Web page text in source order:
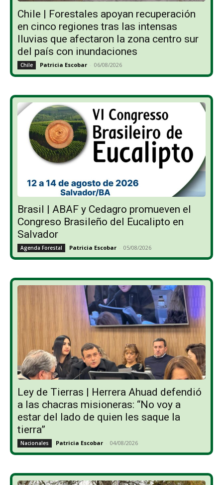
Chile | Forestales apoyan recuperación
en cinco regiones tras las intensas
lluvias que afectaron la zona centro sur
del país con inundaciones
Chile Patricia Escobar - 06/08/2026
Brasil | ABAF y Cedagro promueven el
Congreso Brasileño del Eucalipto en
Salvador
Agenda Forestal Patricia Escobar - 05/08/2026
Ley de Tierras | Herrera Ahuad defendió
a las chacras misioneras: “No voy a
estar del lado de quien les saque la
tierra”
Nacionales Patricia Escobar - 04/08/2026